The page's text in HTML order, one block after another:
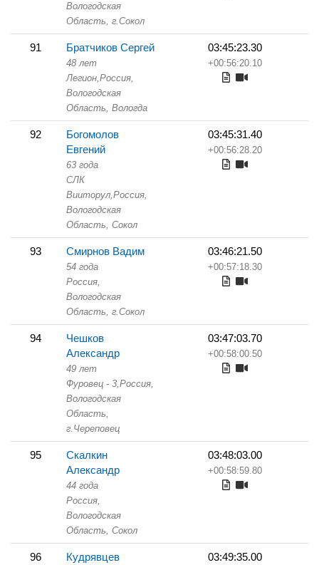
Вологодская
Область, г.Сокол
91 Братчиков Сергей
48 лет
Легион,Россия,
Вологодская
Область, Вологда
03:45:23.30
+00:56:20.10
92
Богомолов
Евгений
63 года
СЛК
Вииторул,Россия,
Вологодская
Область, Сокол
03:45:31.40
+00:56:28.20
93 Смирнов Вадим
54 года
Россия,
Вологодская
Область, г.Сокол
03:46:21.50
+00:57:18.30
94
Чешков
Александр
49 лет
Фуровец - 3,Россия,
Вологодская
Область,
г.Череповец
03:47:03.70
+00:58:00.50
95
Скалкин
Александр
44 года
Россия,
Вологодская
Область, Сокол
03:48:03.00
+00:58:59.80
96 Кудрявцев 03:49:35.00